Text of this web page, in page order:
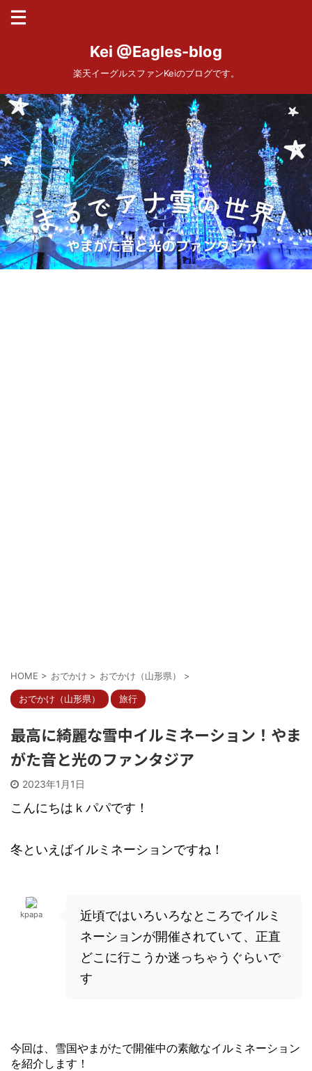
Kei @Eagles-blog
楽天イーグルスファンKeiのブログです。
HOME > おでかけ > おでかけ（山形県） >
おでかけ（山形県） 旅行
最高に綺麗な雪中イルミネーション！やま
がた音と光のファンタジア
2023年1月1日
こんにちはｋパパです！
冬といえばイルミネーションですね！
kpapa
近頃ではいろいろなところでイルミ
ネーションが開催されていて、正直
どこに行こうか迷っちゃうぐらいで
す
今回は、雪国やまがたで開催中の素敵なイルミネーション
を紹介します！